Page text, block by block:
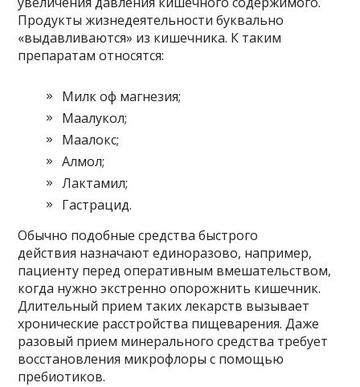
Продукты жизнедеятельности буквально
«выдавливаются» из кишечника. К таким
препаратам относятся:
Милк оф магнезия;
Маалукол;
Маалокс;
Алмол;
Лактамил;
Гастрацид.
Обычно подобные средства быстрого
действия назначают единоразово, например,
пациенту перед оперативным вмешательством,
когда нужно экстренно опорожнить кишечник.
Длительный прием таких лекарств вызывает
хронические расстройства пищеварения. Даже
разовый прием минерального средства требует
восстановления микрофлоры с помощью
пребиотиков.